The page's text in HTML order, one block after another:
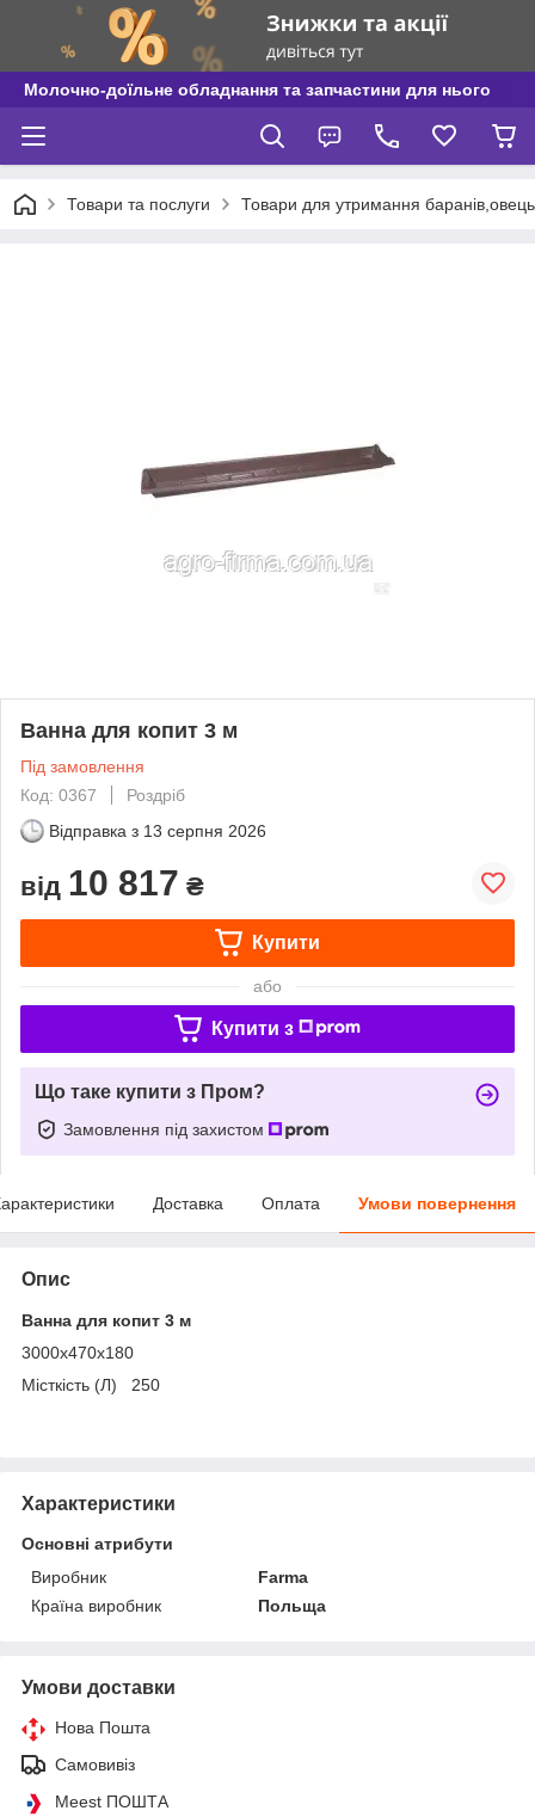
Молочно-доїльне обладнання та запчастини для нього
Товари та послуги Товари для утримання баранів,овець
Ванна для копит 3 м
Під замовлення
Код: 0367
Роздріб
Відправка з 13 серпня 2026
від 10 817 ₴
Купити
або
Купити з
Що таке купити з Пром?
Замовлення під захистом
Доставка Оплата Умови повернення
Опис
Ванна для копит 3 м
3000x470x180
Місткість (Л) 250
Характеристики
Основні атрибути
Виробник
Farma
Країна виробник
Польща
Умови доставки
Нова Пошта
Самовивіз
Meest ПОШТА